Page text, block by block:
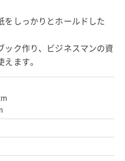
をしっかりとホールドした
ック作り、ビジネスマンの資
ます。